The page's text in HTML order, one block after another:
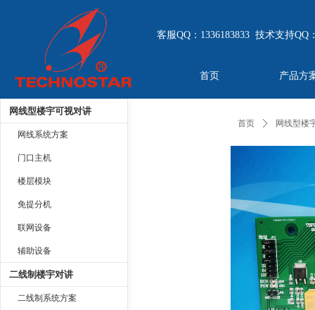
首页 产品方
客服QQ：1336183833 技术支持QQ
首页 ꄲ 网线型楼
网线型楼宇可视对讲
网线系统方案
门口主机
楼层模块
免提分机
联网设备
辅助设备
二线制楼宇对讲
二线制系统方案